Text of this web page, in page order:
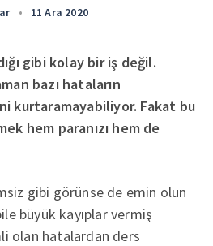
• 11 Ara 2020
gibi kolay bir iş değil.
bazı hataların
kurtaramayabiliyor. Fakat bu
hem paranızı hem de
gibi görünse de emin olun
büyük kayıplar vermiş
olan hatalardan ders